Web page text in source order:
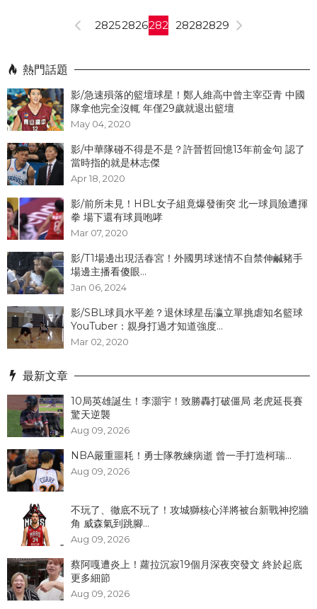
282528262827 28282829
熱門話題
影/急速殞落的籃壇球星！鄭人維高中曾主宰亞青 中國
隊拿他完全沒輒 年僅29歲就退出籃壇
May 04, 2020
影/中華隊碰不得是不是？許晉哲回憶13年前金句 認了
當時指的就是林志傑
Apr 18, 2020
影/前所未見！HBL女子組竟爆發衝突 北一球員險遭揮
拳 場下還有球員咆哮
Mar 07, 2020
影/T1場邊出現活春宮！外國男球迷情不自禁伸鹹豬手
場邊主播看傻眼...
Jan 06, 2024
影/SBL球員水平差？退休球星岳瀛立單挑虐知名籃球
YouTuber：親身打過才知道強度...
Mar 02, 2020
最新文章
10局英雄誕生！李灝宇！致勝轟打破僵局 老虎延長賽
驚天逆襲
Aug 09, 2026
NBA嚴重噩耗！勇士隊教練病逝 曾一手打造柯瑞...
Aug 09, 2026
不玩了、徹底不玩了！攻城獅核心洋將被台新戰神挖牆
角 威森氣到跳腳...
Aug 09, 2026
蔡阿嘎遭炎上！蘿拉沉寂19個月深夜突發文 終於起底
更多細節
Aug 09, 2026